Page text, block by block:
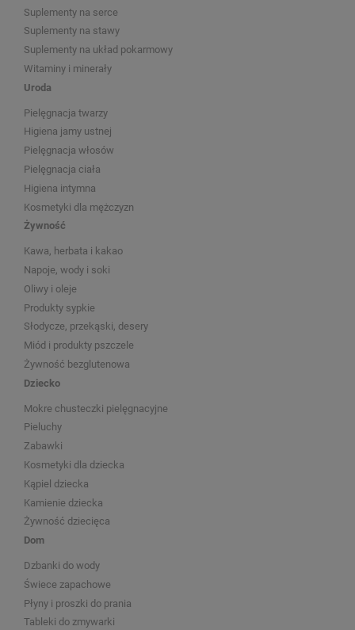
Suplementy na serce
Suplementy na stawy
Suplementy na układ pokarmowy
Witaminy i minerały
Uroda
Pielęgnacja twarzy
Higiena jamy ustnej
Pielęgnacja włosów
Pielęgnacja ciała
Higiena intymna
Kosmetyki dla mężczyzn
Żywność
Kawa, herbata i kakao
Napoje, wody i soki
Oliwy i oleje
Produkty sypkie
Słodycze, przekąski, desery
Miód i produkty pszczele
Żywność bezglutenowa
Dziecko
Mokre chusteczki pielęgnacyjne
Pieluchy
Zabawki
Kosmetyki dla dziecka
Kąpiel dziecka
Kamienie dziecka
Żywność dziecięca
Dom
Dzbanki do wody
Świece zapachowe
Płyny i proszki do prania
Tableki do zmywarki